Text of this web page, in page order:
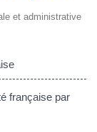
et administrative
française par